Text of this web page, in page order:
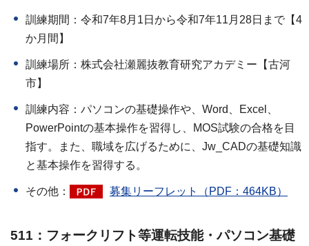
訓練期間：令和7年8月1日から令和7年11月28日まで【4
か月間】
訓練場所：株式会社瀬麗抜教育研究アカデミー【古河
市】
訓練内容：パソコンの基礎操作や、Word、Excel、
PowerPointの基本操作を習得し、MOS試験の合格を目
指す。また、職域を広げるために、Jw_CADの基礎知識
と基本操作を習得する。
その他： 募集リーフレット（PDF：464KB）
511：フォークリフト等運転技能・パソコン基礎